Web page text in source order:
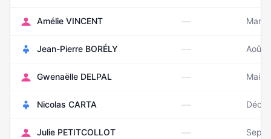
Amélie VINCENT — Mars
Jean-Pierre BORÉLY — Août
Gwenaëlle DELPAL — Mai
Nicolas CARTA —
Julie PETITCOLLOT —